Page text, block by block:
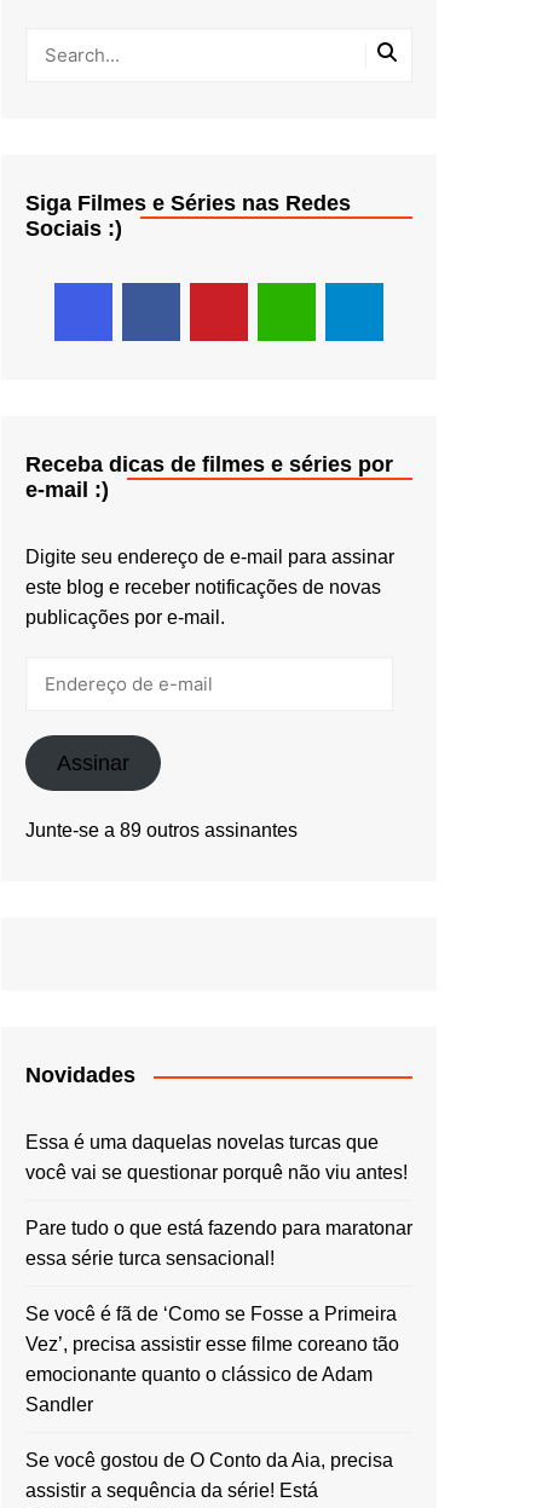
Siga Filmes e Séries nas Redes
Sociais :)
Receba dicas de filmes e séries por
e-mail :)
Digite seu endereço de e-mail para assinar
este blog e receber notificações de novas
publicações por e-mail.
mail Assinar
Junte-se a 89 outros assinantes
Novidades
Essa é uma daquelas novelas turcas que
você vai se questionar porquê não viu antes!
Pare tudo o que está fazendo para maratonar
essa série turca sensacional!
Se você é fã de ‘Como se Fosse a Primeira
Vez’, precisa assistir esse filme coreano tão
emocionante quanto o clássico de Adam
Sandler
Se você gostou de O Conto da Aia, precisa
assistir a sequência da série! Está